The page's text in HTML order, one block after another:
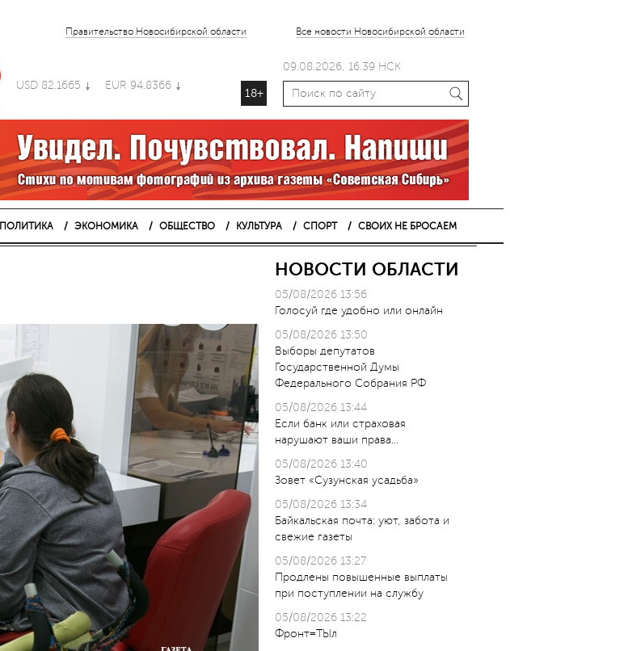
Правительство Новосибирской области Все новости Новосибирской области
USD 82.1665 EUR 94.8366
18+
09.08.2026, 16.39 НСК
ПОЛИТИКА ЭКОНОМИКА ОБЩЕСТВО КУЛЬТУРА СПОРТ СВОИХ НЕ БРОСАЕМ
НОВОСТИ ОБЛАСТИ
05/08/2026 13:56
Голосуй где удобно или онлайн
05/08/2026 13:50
Выборы депутатов
Государственной Думы
Федерального Собрания РФ
05/08/2026 13:44
Если банк или страховая
нарушают ваши права…
05/08/2026 13:40
Зовет «Сузунская усадьба»
05/08/2026 13:34
Байкальская почта: уют, забота и
свежие газеты
05/08/2026 13:27
Продлены повышенные выплаты
при поступлении на службу
05/08/2026 13:22
Фронт=ТЫл